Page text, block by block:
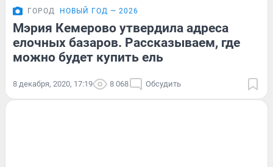
ГОРОД НОВЫЙ ГОД — 2026
Мэрия Кемерово утвердила адреса
елочных базаров. Рассказываем, где
можно будет купить ель
8 декабря, 2020, 17:19 8 068 Обсудить